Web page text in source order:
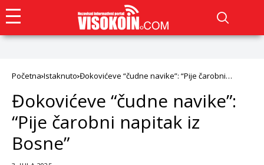
Početna Istaknuto Đokovićeve “čudne navike”: “Pije čarobni
Đokovićeve “čudne navike”:
“Pije čarobni napitak iz
Bosne”